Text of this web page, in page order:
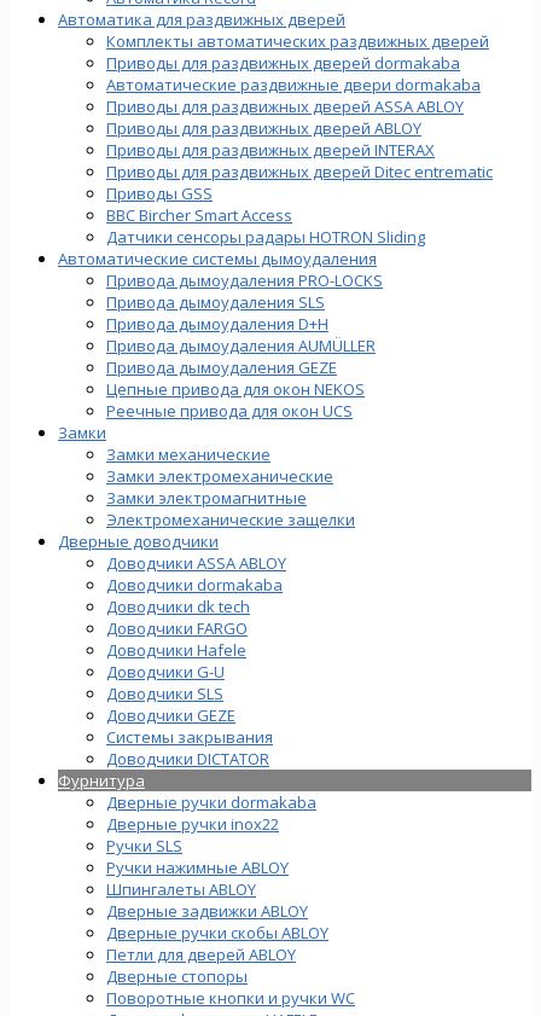
Автоматика для раздвижных дверей
Комплекты автоматических раздвижных дверей
Приводы для раздвижных дверей dormakaba
Автоматические раздвижные двери dormakaba
Приводы для раздвижных дверей ASSA ABLOY
Приводы для раздвижных дверей ABLOY
Приводы для раздвижных дверей INTERAX
Приводы для раздвижных дверей Ditec entrematic
Приводы GSS
BBC Bircher Smart Access
Датчики сенсоры радары HOTRON Sliding
Автоматические системы дымоудаления
Привода дымоудаления PRO-LOCKS
Привода дымоудаления SLS
Привода дымоудаления D+H
Привода дымоудаления AUMÜLLER
Привода дымоудаления GEZE
Цепные привода для окон NEKOS
Реечные привода для окон UСS
Замки
Замки механические
Замки электромеханические
Замки электромагнитные
Электромеханические защелки
Дверные доводчики
Доводчики ASSA ABLOY
Доводчики dormakaba
Доводчики dk tech
Доводчики FARGO
Доводчики Hafele
Доводчики G-U
Доводчики SLS
Доводчики GEZE
Cистемы закрывания
Доводчики DICTATOR
Фурнитура
Дверные ручки dormakaba
Дверные ручки inox22
Ручки SLS
Ручки нажимные ABLOY
Шпингалеты ABLOY
Дверные задвижки ABLOY
Дверные ручки скобы ABLOY
Петли для дверей ABLOY
Дверные стопоры
Поворотные кнопки и ручки WC